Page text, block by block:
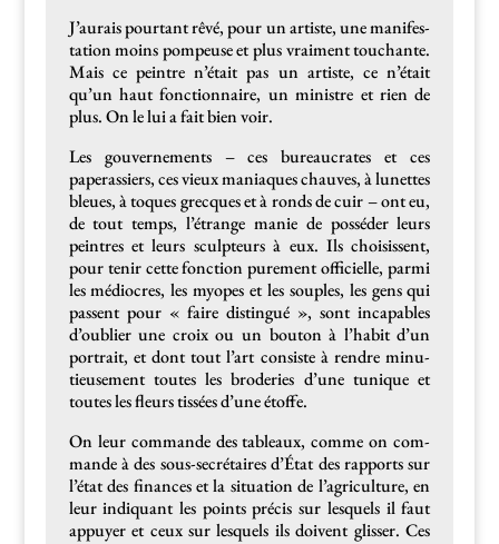
J’aurais pour­tant rêvé, pour un artiste, une man­i­fes­
ta­tion moins pom­peuse et plus vrai­ment touchante.
Mais ce pein­tre n’était pas un artiste, ce n’était
qu’un haut fonc­tion­naire, un min­istre et rien de
plus. On le lui a fait bien voir.
Les gou­verne­ments – ces bureau­crates et ces
paperassiers, ces vieux mani­aques chauves, à lunettes
bleues, à toques grec­ques et à ronds de cuir – ont eu,
de tout temps, l’étrange manie de pos­séder leurs
pein­tres et leurs sculp­teurs à eux. Ils choi­sis­sent,
pour tenir cette fonc­tion pure­ment offi­cielle, par­mi
les médiocres, les myopes et les sou­ples, les gens qui
passent pour « faire dis­tin­gué », sont inca­pables
d’oublier une croix ou un bou­ton à l’habit d’un
por­trait, et dont tout l’art con­siste à ren­dre minu­
tieuse­ment toutes les broderies d’une tunique et
toutes les fleurs tis­sées d’une étoffe.
On leur com­mande des tableaux, comme on com­
mande à des sous-secré­taires d’État des rap­ports sur
l’état des finances et la sit­u­a­tion de l’agriculture, en
leur indi­quant les points pré­cis sur lesquels il faut
appuy­er et ceux sur lesquels ils doivent gliss­er. Ces